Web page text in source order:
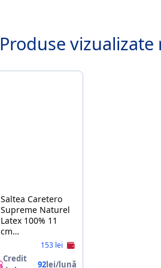
Produse vizualizate
Saltea Caretero
Supreme Naturel
Latex 100% 11
cm
(5902021529391)
153 lei
Credit
92lei/lună